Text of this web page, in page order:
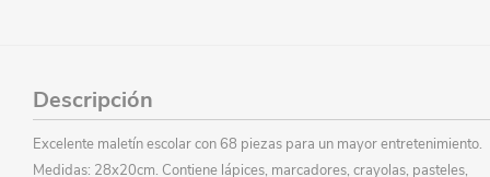
Descripción
Excelente maletín escolar con 68 piezas para un mayor entretenimiento.
Medidas: 28x20cm. Contiene lápices, marcadores, crayolas, pasteles,